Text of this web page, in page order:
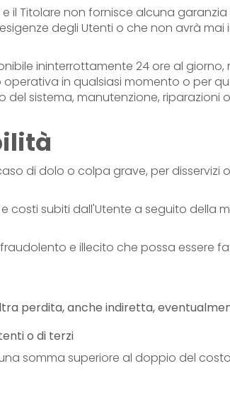
il Titolare non fornisce alcuna
degli Utenti o che non avrà mai
ininterrottamente 24 ore al
in qualsiasi momento o per
sistema, manutenzione,
di dolo o colpa grave, per
costi subiti dall'Utente a seguito
e illecito che possa essere
perdita, anche indiretta,
o di terzi
somma superiore al doppio del